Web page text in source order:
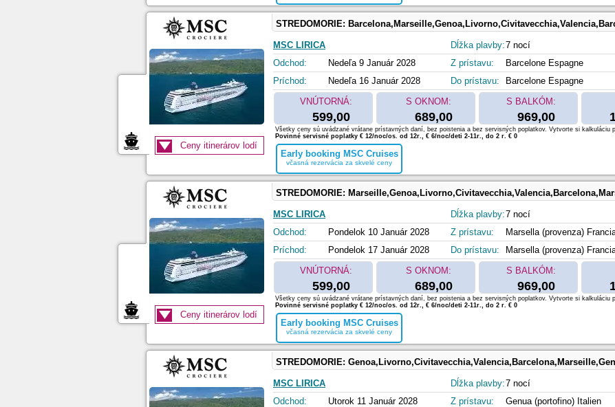
STREDOMORIE:
MSC LIRICA
Odchod:
Nedeľa 9 Január 2028
Príchod:
Nedeľa 16 Január 2028
Dĺžka plavby:7 nocí
Z prístavu:
Barcelone Espagne
Do prístavu:
Barcelone Espagne
VNÚTORNÁ:
599,00
S OKNOM:
689,00
S BALKÓM:
969,00
Early booking MSC Cruises
včasná rezervácia za skvelé ceny
Ceny itinerárov lodí
Všetky ceny sú uvádzané vrátane prístavných daní, bez poistenia a bez servisných poplatkov. Vytvorte si kalkuláciu
Povinné servisné poplatky € 12/noc/os. od 12r., € 6/noc/deti 2-11r., do 2 r. € 0
STREDOMORIE:
MSC LIRICA
Odchod:
Pondelok 10 Január 2028
Príchod:
Pondelok 17 Január 2028
Dĺžka plavby:7 nocí
Z prístavu:
Marsella (provenza)
Do prístavu:
Marsella (provenza)
VNÚTORNÁ:
599,00
S OKNOM:
689,00
S BALKÓM:
969,00
Early booking MSC Cruises
včasná rezervácia za skvelé ceny
Ceny itinerárov lodí
Všetky ceny sú uvádzané vrátane prístavných daní, bez poistenia a bez servisných poplatkov. Vytvorte si kalkuláciu
Povinné servisné poplatky € 12/noc/os. od 12r., € 6/noc/deti 2-11r., do 2 r. € 0
STREDOMORIE:
MSC LIRICA
Odchod:
Utorok 11 Január 2028
Dĺžka plavby:7 nocí
Z prístavu:
Genua (portofino) Italien